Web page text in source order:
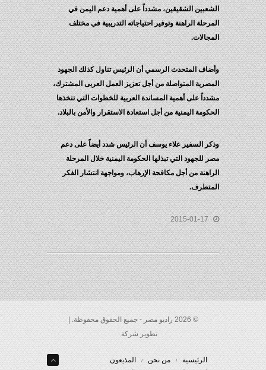
الشعبين الشقيقين، مشدداً على أهمية دعم اليمن في
المرحلة الراهنة وتوفير احتياجاته التدريبية في مختلف
المجالات.
وأضاف المتحدث الرسمي أن الرئيس تناول كذلك الجهود
المصرية المتواصلة من أجل تعزيز العمل العربى المشترك،
مشدداً على أهمية المساندة العربية للخطوات التي تتخذها
الحكومة اليمنية من أجل استعادة الاستقرار والأمن بالبلاد.
وذكر السفير علاء يوسف أن الرئيس شدد أيضاً على دعم
مصر للجهود التي تبذلها الحكومة اليمنية خلال المرحلة
الراهنة من أجل مكافحة الإرهاب، ومواجهة انتشار الفكر
المتطرف.
2015-01-17
© 2026 راديو مصر - جميع الحقوق محفوظة. |
تطوير شركة
الرئيسية من نحن المذيعون